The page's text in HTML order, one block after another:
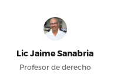
Lic Jaime Sanabria
Profesor de derecho